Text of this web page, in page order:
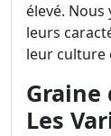
élevé.
leurs
leur culture
Graine
Les